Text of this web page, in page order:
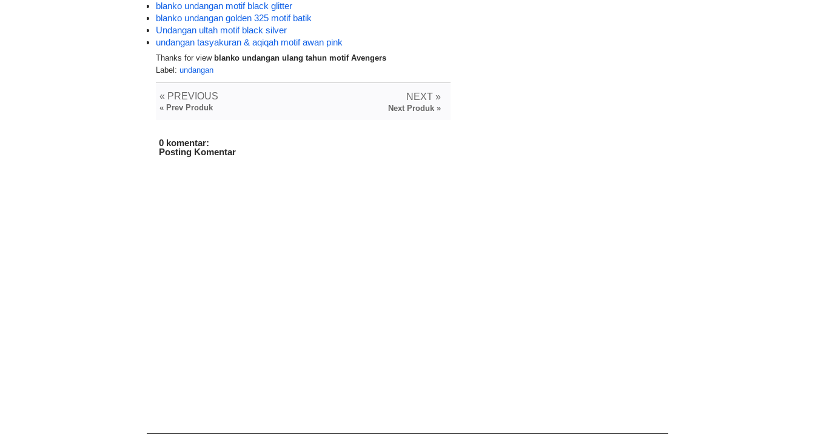
blanko undangan motif black glitter
blanko undangan golden 325 motif batik
Undangan ultah motif black silver
undangan tasyakuran & aqiqah motif awan pink
Thanks for view blanko undangan ulang tahun motif Avengers
Label: undangan
« PREVIOUS
« Prev Produk
NEXT »
Next Produk »
0 komentar:
Posting Komentar